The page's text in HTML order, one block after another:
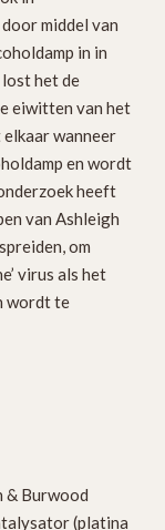
middel van
in in
het de
eiwitten van het
wanneer
en wordt
heeft
van Ashleigh
om
virus als het
wordt te
& Burwood
(platina